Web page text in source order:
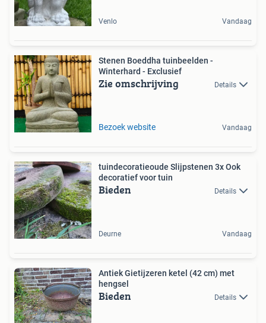
Venlo Vandaag
Stenen Boeddha tuinbeelden -
Winterhard - Exclusief
Zie omschrijving Details
Bezoek website Vandaag
tuindecoratieoude Slijpstenen 3x Ook
decoratief voor tuin
Bieden Details
Deurne Vandaag
Antiek Gietijzeren ketel (42 cm) met
hengsel
Bieden Details